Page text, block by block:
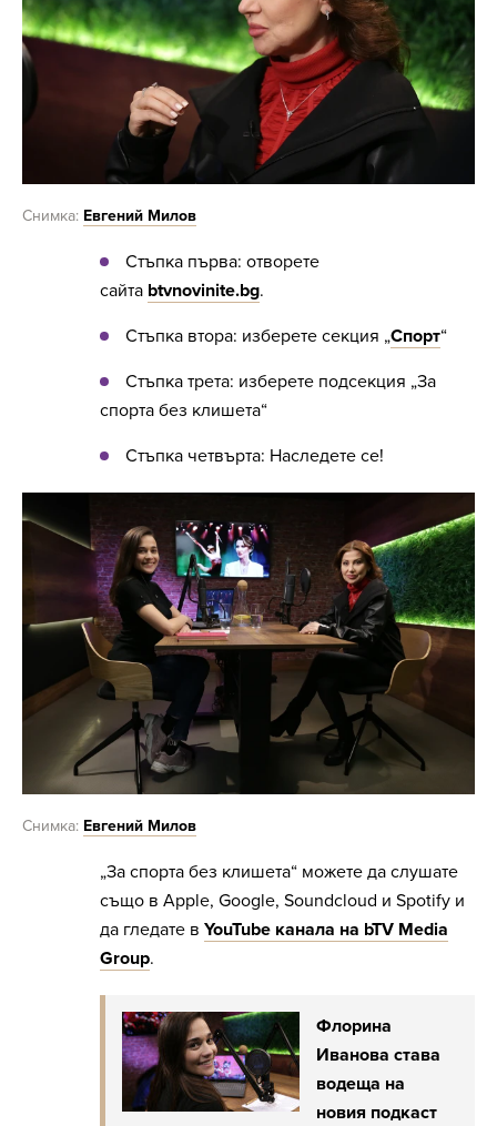
Снимка: Евгений Милов
Стъпка първа: отворете
сайта btvnovinite.bg.
Стъпка втора: изберете секция „Спорт“
Стъпка трета: изберете подсекция „За
спорта без клишета“
Стъпка четвърта: Наследете се!
Снимка: Евгений Милов
„За спорта без клишета“ можете да слушате
също в Apple, Google, Soundcloud и Spotify и
да гледате в YouTube канала на bTV Media
Group.
Флорина
Иванова става
водеща на
новия подкаст